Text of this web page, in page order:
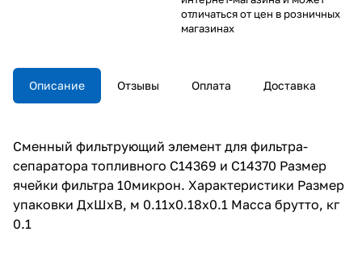
отличаться от цен в розничных
магазинах
Описание Отзывы Оплата Доставка
Сменный фильтрующий элемент для фильтра-
сепаратора топливного C14369 и C14370 Размер
ячейки фильтра 10микрон. Характеристики Размер
упаковки ДхШхВ, м 0.11x0.18x0.1 Масса брутто, кг
0.1